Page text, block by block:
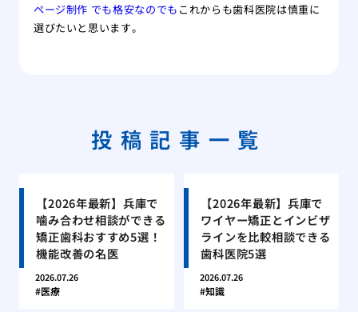
ページ制作 でも格安なのでも これからも歯科医院は慎重に
選びたいと思います。
投稿記事一覧
【2026年最新】兵庫で
噛み合わせ相談ができる
矯正歯科おすすめ5選！
機能改善の名医
2026.07.26
医療
【2026年最新】兵庫で
ワイヤー矯正とインビザ
ラインを比較相談できる
歯科医院5選
2026.07.26
知識